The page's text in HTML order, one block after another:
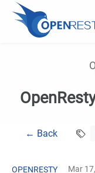
OpenResty Edge
文件
試用 OpenResty
← Back
OPENRESTY Mar